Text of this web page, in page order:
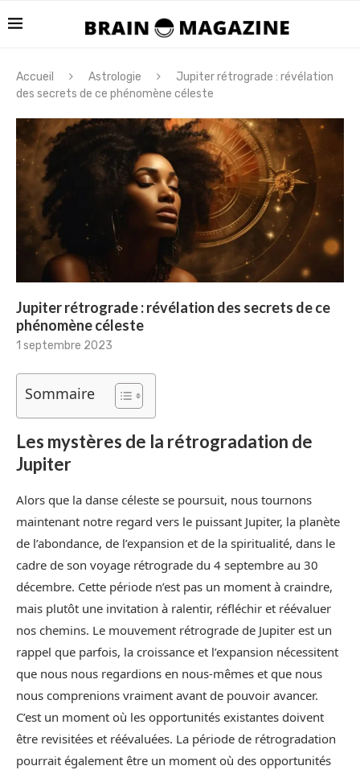
Accueil Astrologie
Jupiter rétrograde : révélation
des secrets de ce phénomène céleste
Jupiter rétrograde : révélation des secrets de ce
phénomène céleste
1 septembre 2023
Sommaire
Les mystères de la rétrogradation de
Jupiter
Alors que la danse céleste se poursuit, nous tournons
maintenant notre regard vers le puissant Jupiter, la planète
de l’abondance, de l’expansion et de la spiritualité, dans le
cadre de son voyage rétrograde du 4 septembre au 30
décembre. Cette période n’est pas un moment à craindre,
mais plutôt une invitation à ralentir, réfléchir et réévaluer
nos chemins. Le mouvement rétrograde de Jupiter est un
rappel que parfois, la croissance et l’expansion nécessitent
que nous nous regardions en nous-mêmes et que nous
nous comprenions vraiment avant de pouvoir avancer.
C’est un moment où les opportunités existantes doivent
être revisitées et réévaluées. La période de rétrogradation
pourrait également être un moment où des opportunités